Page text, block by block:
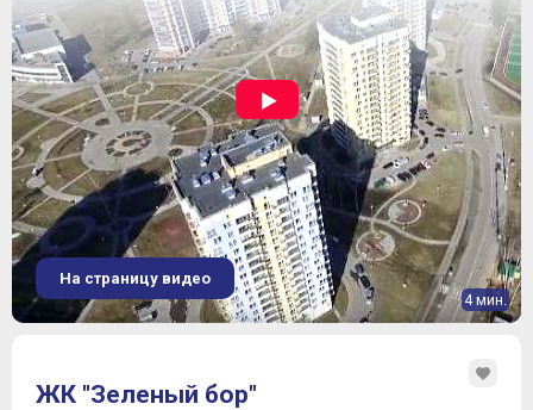
4 мин.
На страницу видео
ЖК "Зеленый бор"